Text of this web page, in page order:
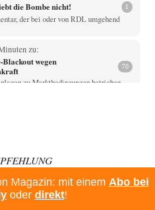
die Bombe nicht! 1
der bei oder von RDL umgehend
zu:
wegen
70
zu Marktbedingungen betrieben,
zu:
17
Ihre Argumentation teile ich, soweit
beziehen.…
Magazin: mit einem Abo bei
oder direkt!